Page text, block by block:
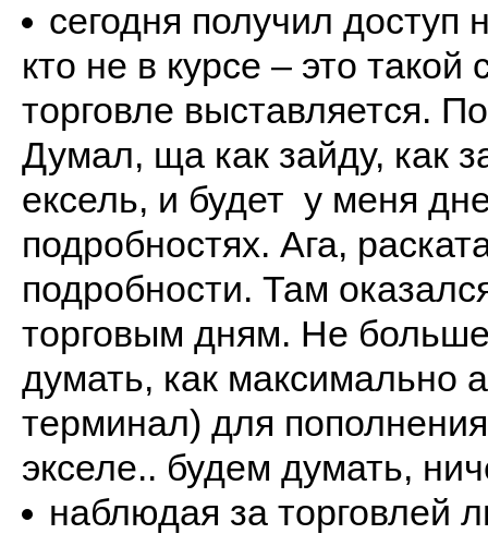
сегодня получил доступ
кто не в курсе – это такой
торговле выставляется.
Думал, ща как зайду, как
ексель, и будет у меня
подробностях. Ага,
подробности. Там
торговым дням. Не
думать, как максимально
терминал) для
экселе.. будем думать,
наблюдая за торговлей